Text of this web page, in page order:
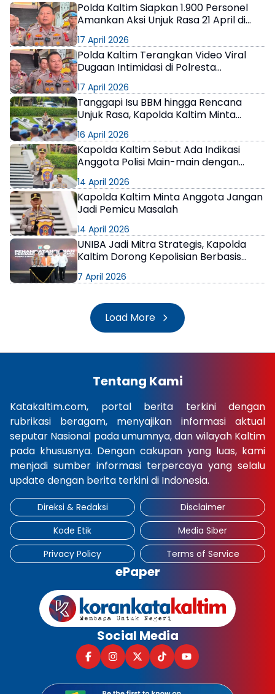
Polda Kaltim Siapkan 1.900 Personel
Amankan Aksi Unjuk Rasa 21 April di
17 April 2026
Polda Kaltim Terangkan Video Viral
Dugaan Intimidasi di Polresta
17 April 2026
Tanggapi Isu BBM hingga Rencana
Unjuk Rasa, Kapolda Kaltim Minta
16 April 2026
Kapolda Kaltim Sebut Ada Indikasi
Anggota Polisi Main-main dengan
yang Berulah!
14 April 2026
Kapolda Kaltim Minta Anggota Jangan
Jadi Pemicu Masalah
14 April 2026
UNIBA Jadi Mitra Strategis, Kapolda
Kaltim Dorong Kepolisian Berbasis
7 April 2026
Load More
Tentang Kami
Katakaltim.com, portal berita terkini dengan
rubrikasi beragam, menyajikan informasi aktual
seputar Nasional pada umumnya, dan wilayah Kaltim
pada khususnya. Dengan cakupan yang luas, kami
menjadi sumber informasi terpercaya yang selalu
update dengan berita terkini di Indonesia.
Direksi & Redaksi
Disclaimer
Kode Etik
Media Siber
Privacy Policy
Terms of Service
ePaper
Social Media